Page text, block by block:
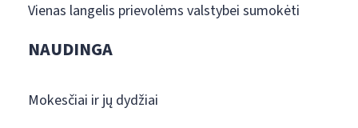
Vienas langelis prievolėms valstybei sumokėti
NAUDINGA
Mokesčiai ir jų dydžiai